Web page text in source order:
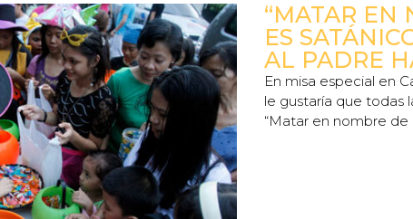
“MATAR EN
ES
AL PADRE
En misa especial en
le gustaría que todas
“Matar en nombre de